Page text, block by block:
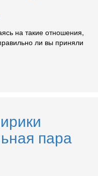
на такие отношения,
ли вы приняли
пара